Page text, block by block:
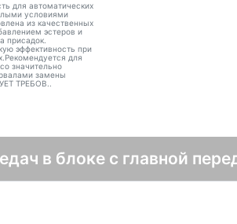
для автоматических
условиями
из качественных
эстеров и
присадок.
эффективность при
для
значительно
замены
ТРЕБОВ..
в блоке с главной